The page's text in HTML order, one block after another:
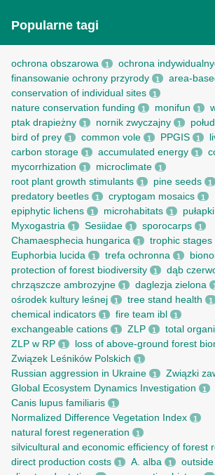
Popularne tagi
ochrona obszarowa 1 ochrona
finansowanie ochrony przyrody 1 area-
conservation of individual sites 1
nature conservation funding 1 monifun 1
ptak drapieżny 1 nornik zwyczajny 1
bird of prey 1 common vole 1 PPGIS 1
carbon storage 1 accumulated energy 1
mycorrhization 1 microclimate 1
root рlant growth stimulants 1 pine seeds 1
predatory beetles 1 cryptogam mosaics 1
epiphytic lichens 1 microhabitats 1
Myxogastria 1 Sesiidae 1 sporocarps 1
Chamaesphecia hungarica 1 trophic stages
Euphorbia lucida 1 trefa ochronna 1
protection of forest biodiversity 1 dąb
chrząszcze ambrozyjne 1 daglezja zielona
ośrodek kultury leśnej 1 tree stand health 1
chemical indicators 1 fire team ibl 1
exchangeable cations 1 ZLP 1 total
ZLP w RP 1 loss of above-ground forest
Związek Leśników Polskich 1
Russian aggression in Ukraine 1 Związki
Global Ecosystem Dynamics Investigation 1
Canis lupus familiaris 1
Normalized Difference Vegetation Index 1
natural forest regeneration 1
silvicultural and economic efficiency of forest
direct production costs 1 A. alba 1